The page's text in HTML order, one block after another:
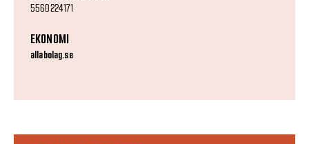
5560224171
EKONOMI
allabolag.se